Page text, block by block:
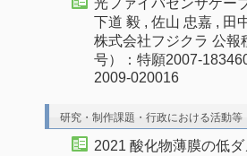
光ファイバセンサケー
下道 毅 , 佐山 忠嘉 , 田
株式会社フジクラ 公報
号）：特願2007-
2009-020016
研究・制作課題・行政における活動等
2021 酸化物薄膜の低